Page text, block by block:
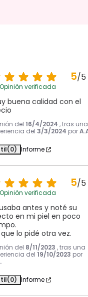
5/5
Opinión verificada
buena calidad con el
del 16/4/2024 , tras una
del 3/3/2024 por
(0) Informe
5/5
Opinión verificada
antes y noté su
en mi piel en poco
que lo pidé otra vez.
del 8/11/2023 , tras una
del 19/10/2023 por
(0) Informe